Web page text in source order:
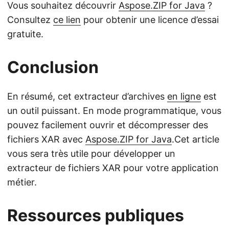
Vous souhaitez découvrir Aspose.ZIP for Java ?
Consultez ce lien pour obtenir une licence d’essai
gratuite.
Conclusion
En résumé, cet extracteur d’archives en ligne est
un outil puissant. En mode programmatique, vous
pouvez facilement ouvrir et décompresser des
fichiers XAR avec Aspose.ZIP for Java.Cet article
vous sera très utile pour développer un
extracteur de fichiers XAR pour votre application
métier.
Ressources publiques